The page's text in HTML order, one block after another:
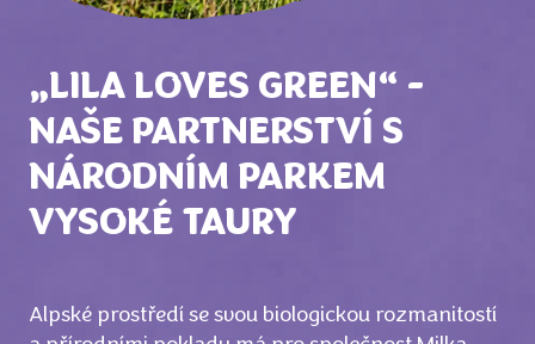
„LILA LOVES GREEN“ -
NAŠE PARTNERSTVÍ S
NÁRODNÍM PARKEM
VYSOKÉ TAURY
Alpské prostředí se svou biologickou rozmanitostí